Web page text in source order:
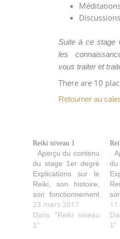
Suite à ce stage
les
vous traiter et
There are 10
Retourner au
Reiki niveau 1
Aperçu du contenu
du stage 1er degré
Explications sur le
Reiki, son histoire,
son fonctionnement
(comment il agit,
purifie, aide…). Les
quatre initiations
23 mars 2017
Dans "Reiki niveau
1"
du
1"